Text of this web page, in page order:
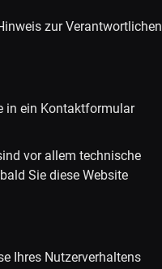
zur Verantwortlichen
in ein Kontaktformular
vor allem technische
Sie diese Website
Ihres Nutzerverhaltens